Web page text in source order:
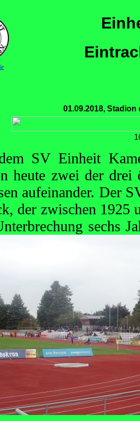
01.09.2018,
SV Einheit
heute zwei der drei
aufeinander. Der
der zwischen 1925
sechs